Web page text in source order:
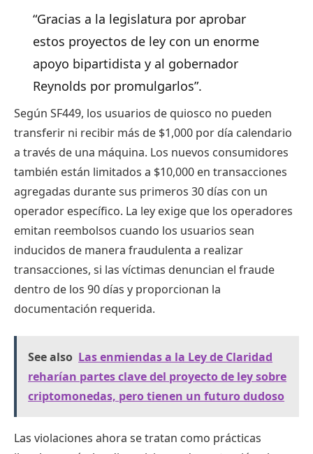
“Gracias a la legislatura por aprobar
estos proyectos de ley con un enorme
apoyo bipartidista y al gobernador
Reynolds por promulgarlos”.
Según SF449, los usuarios de quiosco no pueden
transferir ni recibir más de $1,000 por día calendario
a través de una máquina. Los nuevos consumidores
también están limitados a $10,000 en transacciones
agregadas durante sus primeros 30 días con un
operador específico. La ley exige que los operadores
emitan reembolsos cuando los usuarios sean
inducidos de manera fraudulenta a realizar
transacciones, si las víctimas denuncian el fraude
dentro de los 90 días y proporcionan la
documentación requerida.
See also Las enmiendas a la Ley de Claridad
reharían partes clave del proyecto de ley sobre
criptomonedas, pero tienen un futuro dudoso
Las violaciones ahora se tratan como prácticas